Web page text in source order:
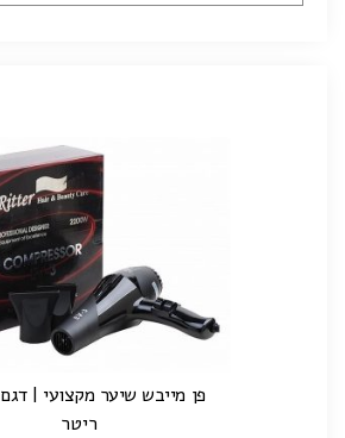
פן מייבש שיער מקצועי | דגם EV-3
ריטר